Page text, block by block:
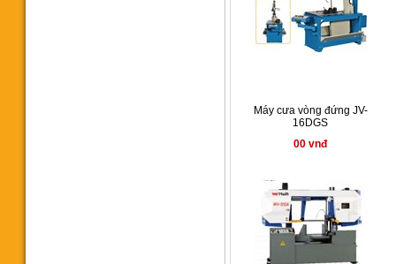
Máy cưa vòng đứng JV-
16DGS
00 vnđ